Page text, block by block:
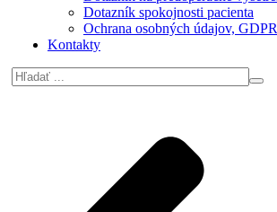
Dotazník spokojnosti pacienta
Ochrana osobných údajov, GDPR
Kontakty